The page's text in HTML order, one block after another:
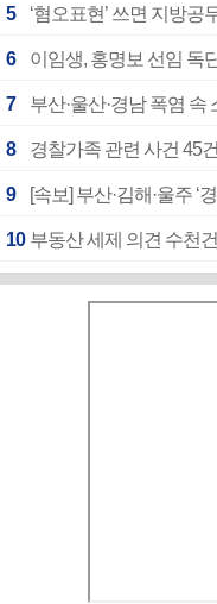
5 ‘혐오표현’ 쓰면 지방공
6 이임생, 홍명보 선임 독
7 부산·울산·경남 폭염
8 경찰가족 관련 사건 45
9 [속보] 부산·김해·울주
10 부동산 세제 의견 수천